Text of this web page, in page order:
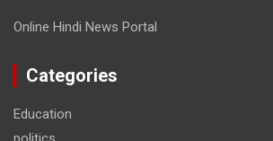
Online Hindi News Portal
Categories
Education